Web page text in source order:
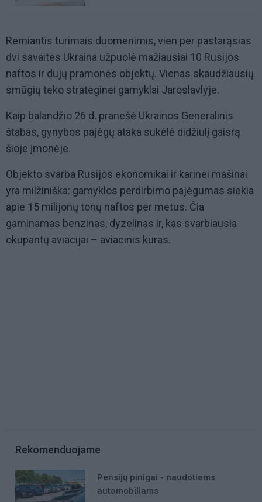
Remiantis turimais duomenimis, vien per pastarąsias
dvi savaites Ukraina užpuolė mažiausiai 10 Rusijos
naftos ir dujų pramonės objektų. Vienas skaudžiausių
smūgių teko strateginei gamyklai Jaroslavlyje.
Kaip balandžio 26 d. pranešė Ukrainos Generalinis
štabas, gynybos pajėgų ataka sukėlė didžiulį gaisrą
šioje įmonėje.
Objekto svarba Rusijos ekonomikai ir karinei mašinai
yra milžiniška: gamyklos perdirbimo pajėgumas siekia
apie 15 milijonų tonų naftos per metus. Čia
gaminamas benzinas, dyzelinas ir, kas svarbiausia
okupantų aviacijai – aviacinis kuras.
Rekomenduojame
Pensijų pinigai - naudotiems
automobiliams